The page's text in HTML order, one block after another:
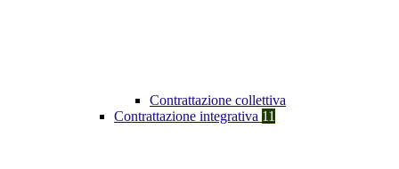
Contrattazione collettiva
Contrattazione integrativa 11